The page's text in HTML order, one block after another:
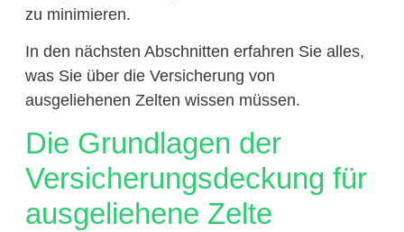
zu minimieren.
In den nächsten Abschnitten erfahren Sie alles,
was Sie über die Versicherung von
ausgeliehenen Zelten wissen müssen.
Die Grundlagen der
Versicherungsdeckung für
ausgeliehene Zelte